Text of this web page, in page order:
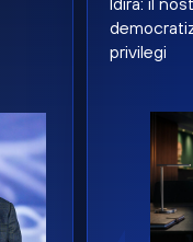
privilegi